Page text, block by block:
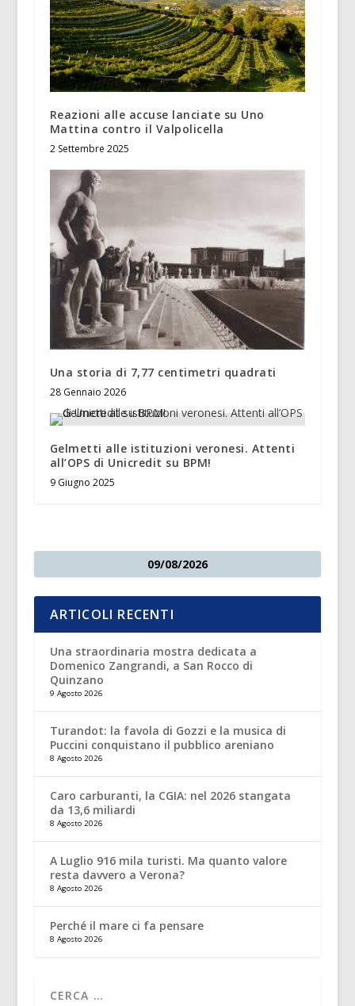
Reazioni alle accuse lanciate su Uno
Mattina contro il Valpolicella
2 Settembre 2025
Una storia di 7,77 centimetri quadrati
28 Gennaio 2026
Gelmetti alle istituzioni veronesi. Attenti
all’OPS di Unicredit su BPM!
9 Giugno 2025
09/08/2026
ARTICOLI RECENTI
Una straordinaria mostra dedicata a
Domenico Zangrandi, a San Rocco di
Quinzano
9 Agosto 2026
Turandot: la favola di Gozzi e la musica di
Puccini conquistano il pubblico areniano
8 Agosto 2026
Caro carburanti, la CGIA: nel 2026 stangata
da 13,6 miliardi
8 Agosto 2026
A Luglio 916 mila turisti. Ma quanto valore
resta davvero a Verona?
8 Agosto 2026
Perché il mare ci fa pensare
8 Agosto 2026